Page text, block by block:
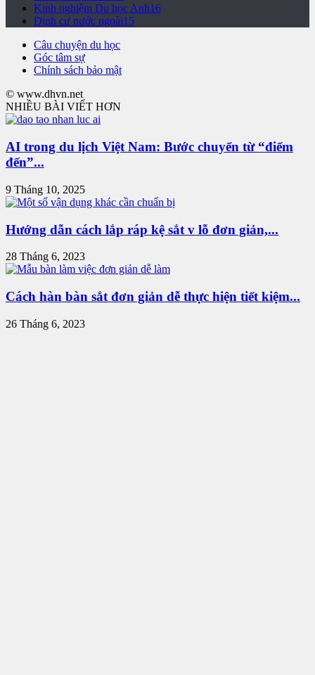
Kinh nghiệm Du học Anh16
Định cư nước ngoài15
Câu chuyện du học
Góc tâm sự
Chính sách bảo mật
© www.dhvn.net
NHIỀU BÀI VIẾT HƠN
AI trong du lịch Việt Nam: Bước chuyển từ “điểm
đến”...
9 Tháng 10, 2025
Hướng dẫn cách lắp ráp kệ sắt v lỗ đơn giản,...
28 Tháng 6, 2023
Cách hàn bàn sắt đơn giản dễ thực hiện tiết kiệm...
26 Tháng 6, 2023